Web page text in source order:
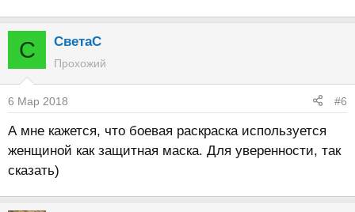
С СветаС
Прохожий
6 Мар 2018 #6
А мне кажется, что боевая раскраска используется
женщиной как защитная маска. Для уверенности, так
сказать)